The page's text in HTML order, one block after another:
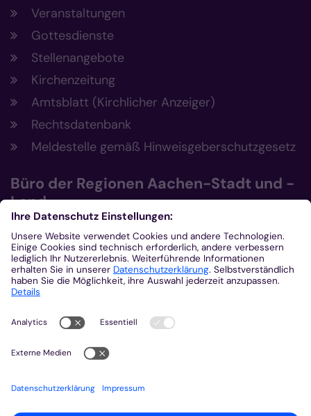
Veranstaltungen
Gottesdienste
Stellenangebote
Kirchenzeitung
Amtsblatt (Kirchlicher Anzeiger)
Rechtsdatenbank
Meldestelle gemäß Hinweisgeberschutzgesetz
Büro der Regionen Aachen-Stadt und -
Land
Büro der Regionen Aachen-Stadt und
Aachen-Land
Post- und Besucheradresse
Eupener Str. 134
52066 Aachen
0241 4790-101
0241 4790-222
bdr-ac@bistum-aachen.de
http://katholisch-im-raum-aachen.de